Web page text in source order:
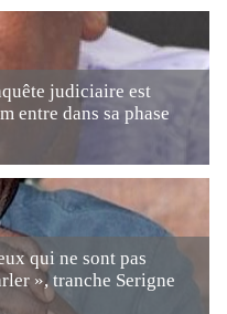
judiciaire est
entre dans sa phase
qui ne sont pas
», tranche Serigne